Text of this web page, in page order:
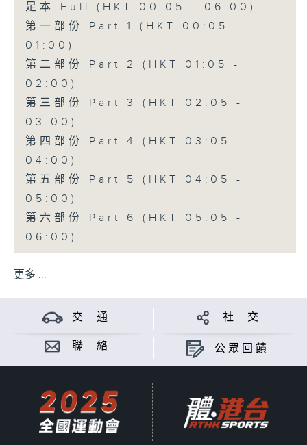
足本 Full (HKT 00:05 - 06:00)
第一部份 Part 1 (HKT 00:05 -
01:00)
第二部份 Part 2 (HKT 01:05 -
02:00)
第三部份 Part 3 (HKT 02:05 -
03:00)
第四部份 Part 4 (HKT 03:05 -
04:00)
第五部份 Part 5 (HKT 04:05 -
05:00)
第六部份 Part 6 (HKT 05:05 -
06:00)
更多 ...
交 通 社 交
聯 絡 公眾回饋